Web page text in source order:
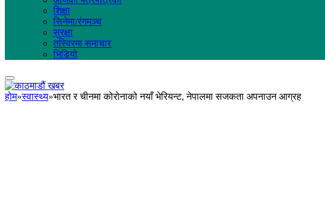
शिक्षा
सिनेमा/रंगमञ्च
सुरक्षा
तस्विरमा समाचार
भिडियो
होम»स्वास्थ्य»भारत र चीनमा कोरोनाको नयाँ भेरियन्ट, नेपालमा सजकता अपनाउन आग्रह